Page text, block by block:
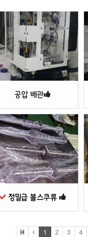
공압 배관
정밀급 볼스쿠류
1 2 3 4